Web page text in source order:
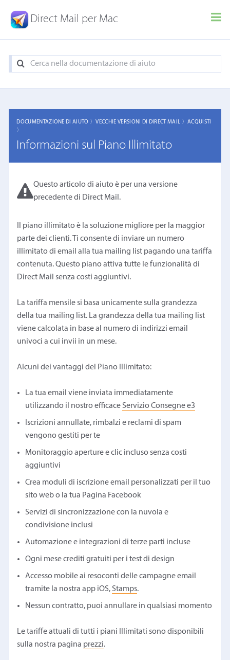
Direct Mail per Mac
DOCUMENTAZIONE DI AIUTO 〉VECCHIE VERSIONI DI DIRECT MAIL 〉 ACQUISTI
〉
Informazioni sul Piano Illimitato
Questo articolo di aiuto è per una versione
precedente di Direct Mail.
Il piano illimitato è la soluzione migliore per la maggior
parte dei clienti. Ti consente di inviare un numero
illimitato di email alla tua mailing list pagando una tariffa
contenuta. Questo piano attiva tutte le funzionalità di
Direct Mail senza costi aggiuntivi.
La tariffa mensile si basa unicamente sulla grandezza
della tua mailing list. La grandezza della tua mailing list
viene calcolata in base al numero di indirizzi email
univoci a cui invii in un mese.
Alcuni dei vantaggi del Piano Illimitato:
La tua email viene inviata immediatamente
utilizzando il nostro efficace Servizio Consegne e3
Iscrizioni annullate, rimbalzi e reclami di spam
vengono gestiti per te
Monitoraggio aperture e clic incluso senza costi
aggiuntivi
Crea moduli di iscrizione email personalizzati per il tuo
sito web o la tua Pagina Facebook
Servizi di sincronizzazione con la nuvola e
condivisione inclusi
Automazione e integrazioni di terze parti incluse
Ogni mese crediti gratuiti per i test di design
Accesso mobile ai resoconti delle campagne email
tramite la nostra app iOS, Stamps.
Nessun contratto, puoi annullare in qualsiasi momento
Le tariffe attuali di tutti i piani Illimitati sono disponibili
sulla nostra pagina prezzi.